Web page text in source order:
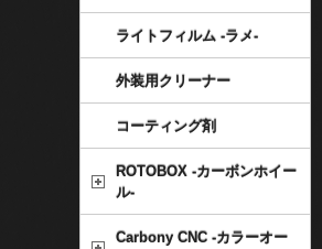
ライトフィルム -ラメ-
外装用クリーナー
コーティング剤
ROTOBOX -カーボンホイー
ル-
Carbony CNC -カラーオー